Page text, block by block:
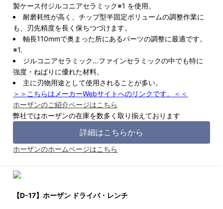
製ケース付ジルコニアセラミック※1 を使用。
耐磨耗性が高く、チップ型半固定ボリュームの調整作業に
も、刃先精度を長く保ちつづけます。
軸長110mmで奥まった所にあるパーツの調整に最適です。
※1.
ジルコニアセラミック…ファインセラミックの中でも特に
強度・ねばりに優れた材料。
主に刃物用途として使用されることが多い。
＞＞こちらはメーカーWebサイトへのリンクです。＜＜
ホーザンのご紹介ページはこちら
弊社ではホーザンの在庫を数多く取り揃えております
詳細はこちらから
ホーザンのホームページはこちら
【D-17】ホーザン ドライバ・レンチ